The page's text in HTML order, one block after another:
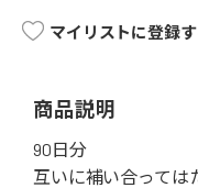
マイリストに登録
商品説明
90日分
互いに補い合っては